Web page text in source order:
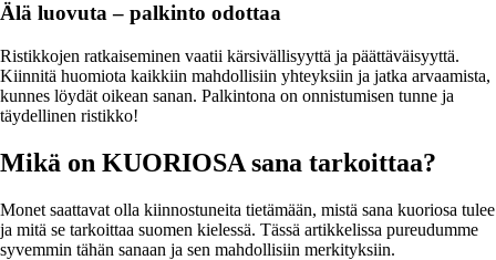
Älä luovuta – palkinto odottaa
Ristikkojen ratkaiseminen vaatii kärsivällisyyttä ja päättäväisyyttä.
Kiinnitä huomiota kaikkiin mahdollisiin yhteyksiin ja jatka arvaamista,
kunnes löydät oikean sanan. Palkintona on onnistumisen tunne ja
täydellinen ristikko!
Mikä on KUORIOSA sana tarkoittaa?
Monet saattavat olla kiinnostuneita tietämään, mistä sana kuoriosa tulee
ja mitä se tarkoittaa suomen kielessä. Tässä artikkelissa pureudumme
syvemmin tähän sanaan ja sen mahdollisiin merkityksiin.